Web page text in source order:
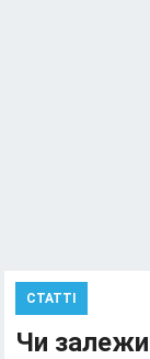
СТАТТІ
Чи